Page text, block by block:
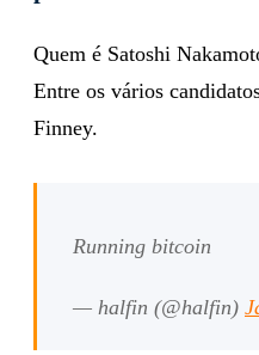
Quem é Satoshi
Entre os vários
Finney.
Running bitcoin
— halfin (@halfin)